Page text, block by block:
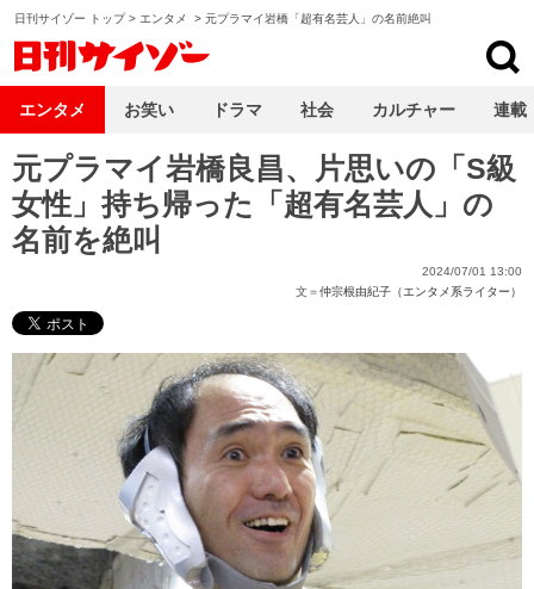
日刊サイゾー トップ> エンタメ > 元プラマイ岩橋「超有名芸人」の名前絶叫
元プラマイ岩橋良昌、片思いの「S級
女性」持ち帰った「超有名芸人」の
名前を絶叫
2024/07/01 13:00
文＝仲宗根由紀子（エンタメ系ライター）
エンタメ お笑い ドラマ 社会 カルチャー 連載